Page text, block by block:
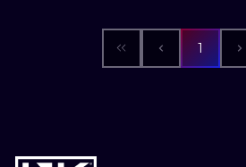
1